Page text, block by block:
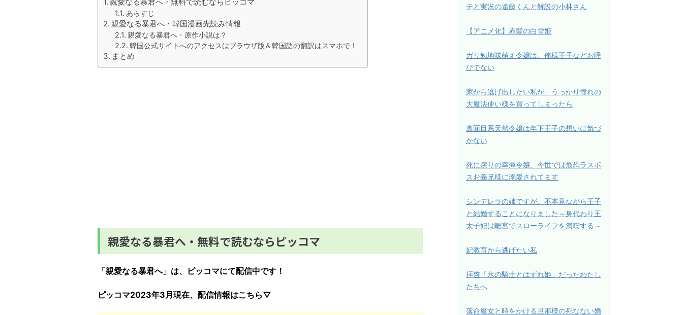
あらすじ
親愛なる暴君へ・韓国漫画先読み情報
親愛なる暴君へ・原作小説は？
韓国公式サイトへのアクセスはブラウザ版＆韓国語の翻訳はスマホで！
まとめ
親愛なる暴君へ・無料で読むならピッコマ
「親愛なる暴君へ」は、ピッコマにて配信中です！
ピッコマ2023年3月現在、配信情報はこちら▽
テと実況の遠藤くんと解説の小林さん
【アニメ化】赤髪の白雪姫
ガリ勉地味萌え令嬢は、俺様王子などお呼
びでない
家から逃げ出したい私が、うっかり憧れの
大魔法使い様を買ってしまったら
真面目系天然令嬢は年下王子の想いに気づ
かない
死に戻りの幸薄令嬢、今世では最恐ラスボ
スお義兄様に溺愛されてます
シンデレラの姉ですが、不本意ながら王子
と結婚することになりました～身代わり王
太子妃は離宮でスローライフを満喫する～
妃教育から逃げたい私
拝啓「氷の騎士とはずれ姫」だったわたし
たちへ
落命魔女と時をかける旦那様の死なない婚